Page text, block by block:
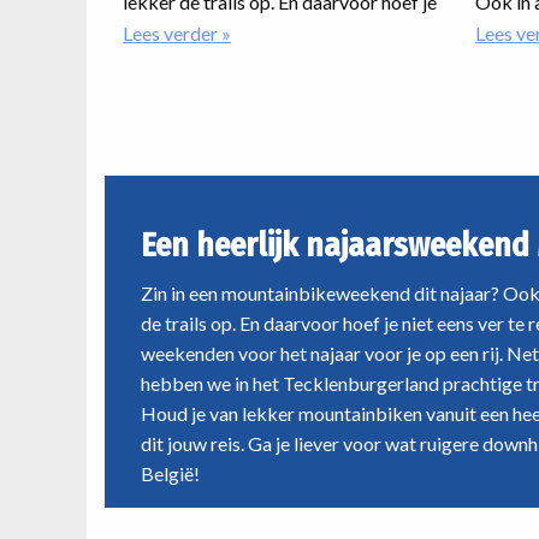
niet eens ver te reizen. We zetten onze
aan elkaar geknoopt. Houd je van
heerlijk viersterrenhotel? Dan is dit
downhills? Dan moet je mee naar
België!
Lees verder over
er nog
Lees
Een heerlijk najaarsweekend
Zin in een mountainbikeweekend dit najaar?
de trails op. En daarvoor hoef je niet eens ver te
weekenden voor het najaar voor je op een rij.
hebben we in het Tecklenburgerland prachtige
Houd je van lekker mountainbiken vanuit een
dit jouw reis. Ga je liever voor wat ruigere
België!